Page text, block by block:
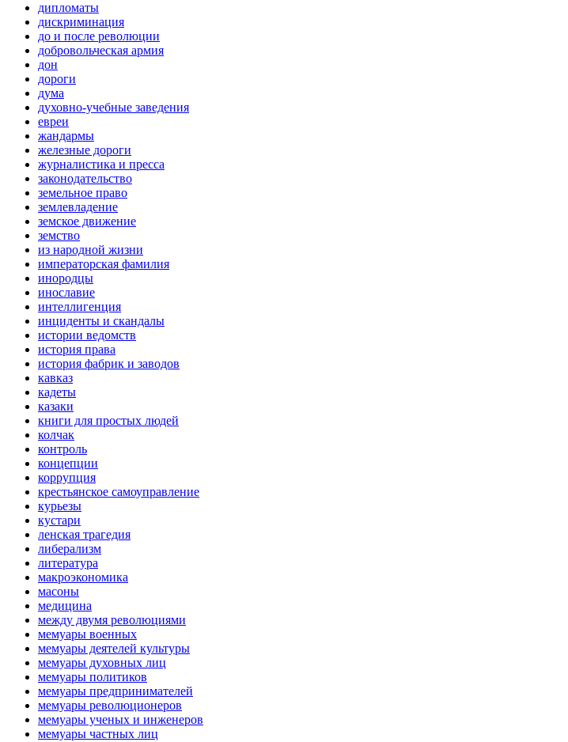
дипломаты
дискриминация
до и после революции
добровольческая армия
дон
дороги
дума
духовно-учебные заведения
евреи
жандармы
железные дороги
журналистика и пресса
законодательство
земельное право
землевладение
земское движение
земство
из народной жизни
императорская фамилия
инородцы
инославие
интеллигенция
инциденты и скандалы
истории ведомств
история права
история фабрик и заводов
кавказ
кадеты
казаки
книги для простых людей
колчак
контроль
концепции
коррупция
крестьянское самоуправление
курьезы
кустари
ленская трагедия
либерализм
литература
макроэкономика
масоны
медицина
между двумя революциями
мемуары военных
мемуары деятелей культуры
мемуары духовных лиц
мемуары политиков
мемуары предпринимателей
мемуары революционеров
мемуары ученых и инженеров
мемуары частных лиц